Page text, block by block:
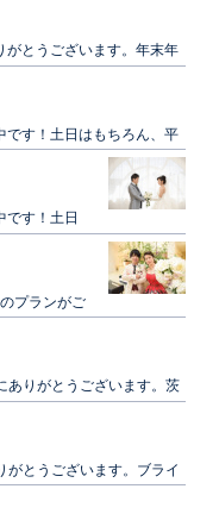
がとうございます。年末年
..
です！土日はもちろん、平
..
です！土日
ひご見学に
プランがご
方、必見で
ありがとうございます。茨
..
がとうございます。ブライ